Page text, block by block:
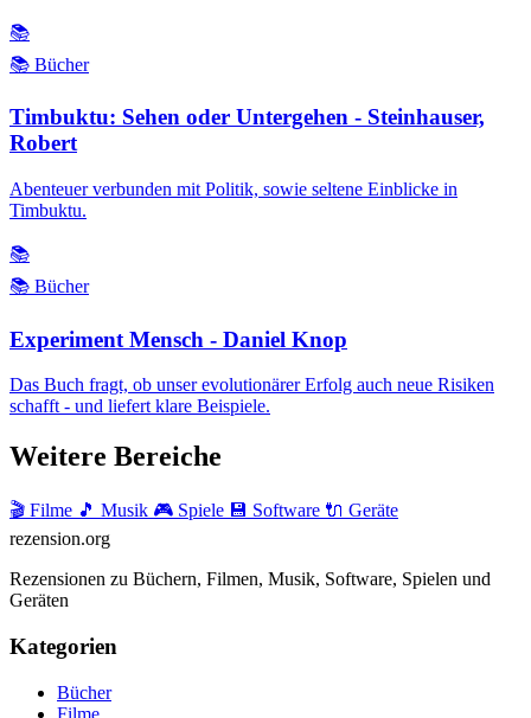
📚
📚 Bücher
Timbuktu: Sehen oder Untergehen - Steinhauser,
Robert
Abenteuer verbunden mit Politik, sowie seltene Einblicke in
Timbuktu.
📚
📚 Bücher
Experiment Mensch - Daniel Knop
Das Buch fragt, ob unser evolutionärer Erfolg auch neue Risiken
schafft - und liefert klare Beispiele.
Weitere Bereiche
🎬 Filme 🎵 Musik 🎮 Spiele 💾 Software 🔌 Geräte
rezension.org
Rezensionen zu Büchern, Filmen, Musik, Software, Spielen und
Geräten
Kategorien
Bücher
Filme